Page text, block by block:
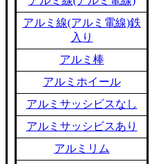
アルミ線(アルミ電線)鉄
入り
アルミ棒
アルミホイール
アルミサッシビスなし
アルミサッシビスあり
アルミリム